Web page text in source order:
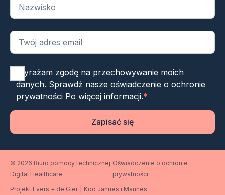
Wyrażam zgodę na przechowywanie moich
danych. Sprawdź naszeoświadczenie o ochronie
prywatności Po więcej informacji.*
Zapisać się
© 2026 Biuro pomocy technicznej
Digital Healthcare
Oświadczenie o ochronie
prywatności
Projekt Evers + de Gier
Kod Jannes i Mannes